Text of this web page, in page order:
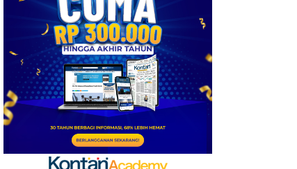
Ada 3 Emiten Pendatang
Baru, Ini Daftar 54
Saham HSC BEI per 6
Agustus 2026
7
UEFA hingga Luis Figo,
Ini Daftar Pihak yang
Menentang Gianni
Infantino